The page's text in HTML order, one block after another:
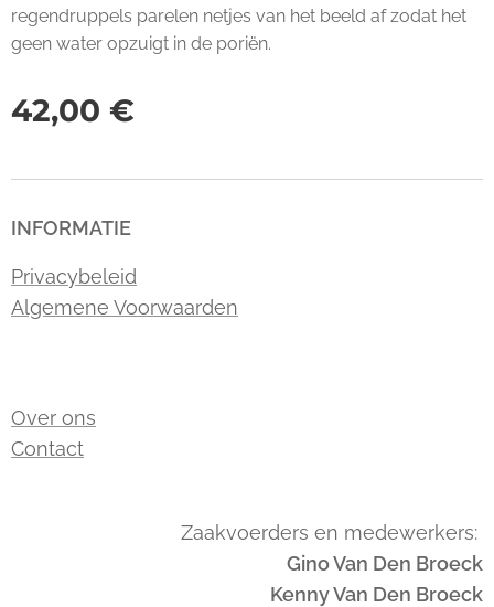
regendruppels parelen netjes van het beeld af zodat het
geen water opzuigt in de poriën.
42,00 €
INFORMATIE
Privacybeleid
Algemene Voorwaarden
Over ons
Contact
Zaakvoerders en medewerkers:
Gino Van Den Broeck
Kenny Van Den Broeck